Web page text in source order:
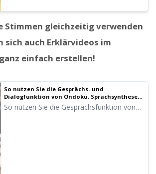
Stimmen gleichzeitig verwenden
sich auch Erklärvideos im
einfach erstellen!
So nutzen Sie die Gesprächs- und
Dialogfunktion von Ondoku. Sprachsynthese
macht Hörmaterialien und lange Texte noch
praktischer!
So nutzen Sie die Gesprächsfunktion von